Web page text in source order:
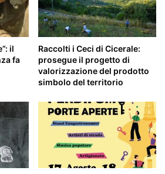
il
fa
Raccolti i Ceci di Cicerale:
prosegue il progetto di
valorizzazione del prodotto
simbolo del territorio